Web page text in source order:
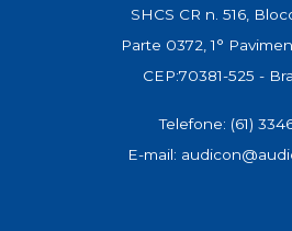
SHCS CR n. 516,
Parte 0372, 1°
CEP:70381-525 -
Telefone: (61)
E-mail: